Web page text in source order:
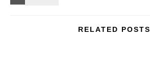
RELATED POSTS